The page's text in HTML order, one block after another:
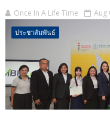
Once In A Life Time Aug
ประชาสัมพันธ์